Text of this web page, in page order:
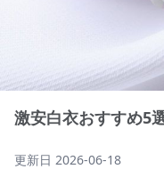
激安白衣おすすめ5
更新日 2026-06-18